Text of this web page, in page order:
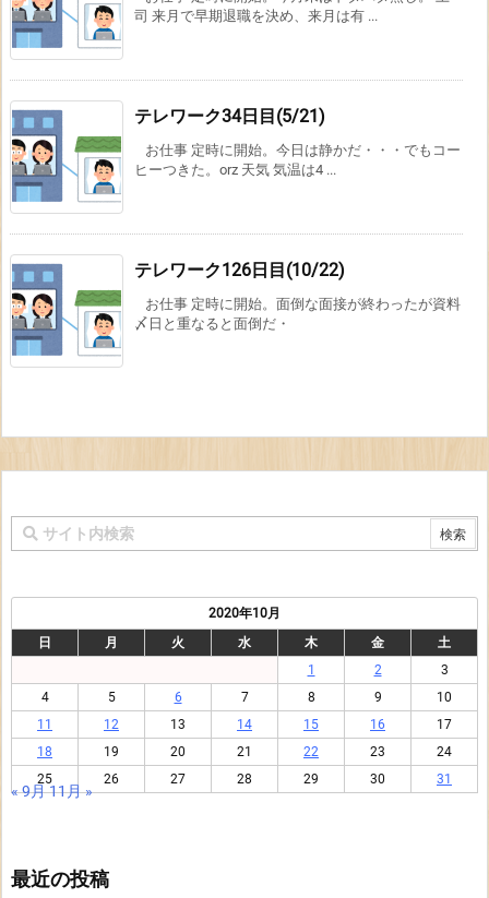
司 来月で早期退職を決め、来月は有 ...
テレワーク34日目(5/21)
お仕事 定時に開始。今日は静かだ・・・でもコー
ヒーつきた。orz 天気 気温は4 ...
テレワーク126日目(10/22)
お仕事 定時に開始。面倒な面接が終わったが資料
〆日と重なると面倒だ・
2020年10月
日
月 火 水 木 金
土
1
2
3
4
5 6 7 8 9
10
11
12 13 14 15 16
17
18
19 20 21 22 23
24
25
26 27 28 29 30 31
« 9月11月 »
最近の投稿